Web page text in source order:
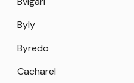
Byly
Byredo
Cacharel